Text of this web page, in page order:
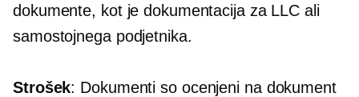
dokumente, kot je dokumentacija za LLC ali
samostojnega podjetnika.
Strošek: Dokumenti so ocenjeni na dokument